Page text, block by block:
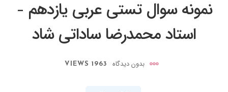
نمونه سوال تستی عربی یازدهم –
استاد محمدرضا ساداتی شاد
بدون دیدگاه 1963 VIEWS